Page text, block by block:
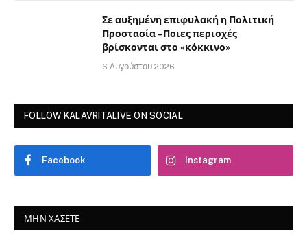
Σε αυξημένη επιφυλακή η Πολιτική
Προστασία – Ποιες περιοχές
βρίσκονται στο «κόκκινο»
6 Αυγούστου 2026
FOLLOW KALAVRITALIVE ON SOCIAL
Facebook Instagram
ΜΗΝ ΧΆΣΕΤΕ